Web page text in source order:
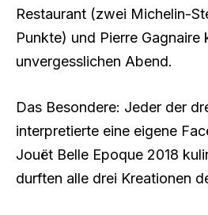
Restaurant (zwei Michelin-
Punkte) und Pierre Gagnaire
unvergesslichen Abend.
Das Besondere: Jeder der
interpretierte eine eigene
Jouët Belle Epoque 2018
durften alle drei Kreationen